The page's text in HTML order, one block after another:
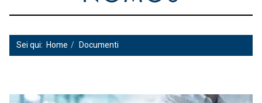
Sei qui: Home Documenti